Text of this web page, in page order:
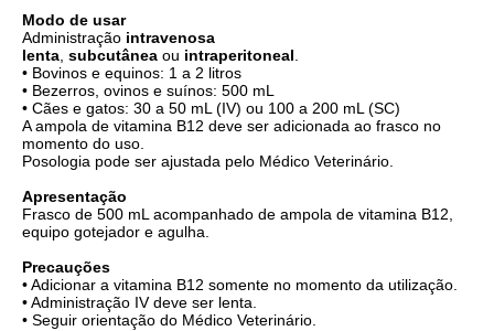
Modo de usar
Administração intravenosa
lenta, subcutânea ou intraperitoneal.
• Bovinos e equinos: 1 a 2 litros
• Bezerros, ovinos e suínos: 500 mL
• Cães e gatos: 30 a 50 mL (IV) ou 100 a 200 mL (SC)
A ampola de vitamina B12 deve ser adicionada ao frasco no
momento do uso.
Posologia pode ser ajustada pelo Médico Veterinário.
Apresentação
Frasco de 500 mL acompanhado de ampola de vitamina B12,
equipo gotejador e agulha.
Precauções
• Adicionar a vitamina B12 somente no momento da utilização.
• Administração IV deve ser lenta.
• Seguir orientação do Médico Veterinário.